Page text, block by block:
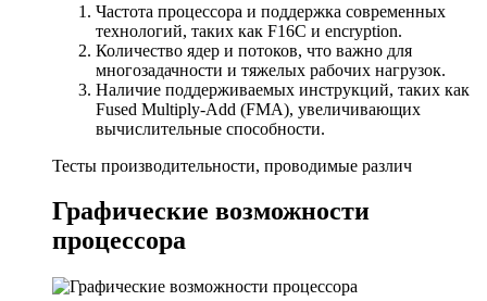
Частота процессора и поддержка современных
технологий, таких как F16C и encryption.
Количество ядер и потоков, что важно для
многозадачности и тяжелых рабочих нагрузок.
Наличие поддерживаемых инструкций, таких как
Fused Multiply-Add (FMA), увеличивающих
вычислительные способности.
Тесты производительности, проводимые различ
Графические возможности
процессора